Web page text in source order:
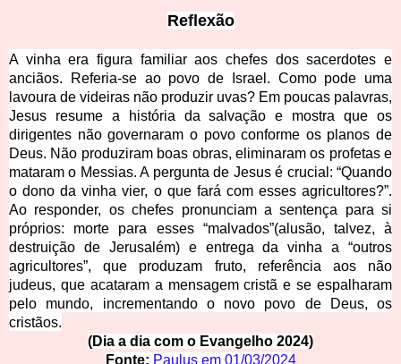
Reflexão
A vinha era figura familiar aos chefes dos sacerdotes e
anciãos. Referia-se ao povo de Israel. Como pode uma
lavoura de videiras não produzir uvas? Em poucas palavras,
Jesus resume a história da salvação e mostra que os
dirigentes não governaram o povo conforme os planos de
Deus. Não produziram boas obras, eliminaram os profetas e
mataram o Messias. A pergunta de Jesus é crucial: “Quando
o dono da vinha vier, o que fará com esses agricultores?”.
Ao responder, os chefes pronunciam a sentença para si
próprios: morte para esses “malvados”(alusão, talvez, à
destruição de Jerusalém) e entrega da vinha a “outros
agricultores”, que produzam fruto, referência aos não
judeus, que acataram a mensagem cristã e se espalharam
pelo mundo, incrementando o novo povo de Deus, os
cristãos.
(Dia a dia com o Evangelho 2024)
Fonte: Paulus em 01/03/2024